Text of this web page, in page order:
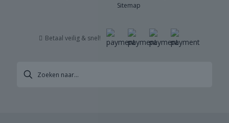
Sitemap
Betaal veilig & snel!